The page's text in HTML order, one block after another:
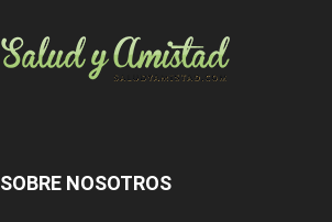
SOBRE NOSOTROS